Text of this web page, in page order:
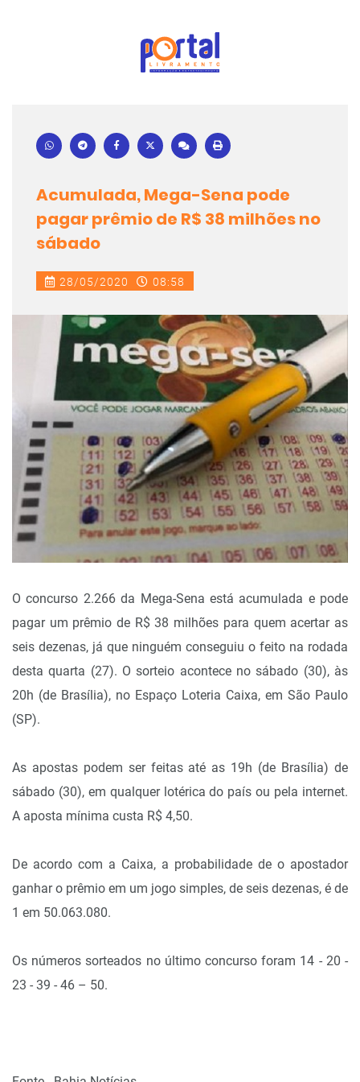
Acumulada, Mega-Sena pode
pagar prêmio de R$ 38 milhões no
sábado
28/05/2020 08:58
O concurso 2.266 da Mega-Sena está acumulada e pode
pagar um prêmio de R$ 38 milhões para quem acertar as
seis dezenas, já que ninguém conseguiu o feito na rodada
desta quarta (27). O sorteio acontece no sábado (30), às
20h (de Brasília), no Espaço Loteria Caixa, em São Paulo
(SP).
As apostas podem ser feitas até as 19h (de Brasília) de
sábado (30), em qualquer lotérica do país ou pela internet.
A aposta mínima custa R$ 4,50.
De acordo com a Caixa, a probabilidade de o apostador
ganhar o prêmio em um jogo simples, de seis dezenas, é de
1 em 50.063.080.
Os números sorteados no último concurso foram 14 - 20 -
23 - 39 - 46 – 50.